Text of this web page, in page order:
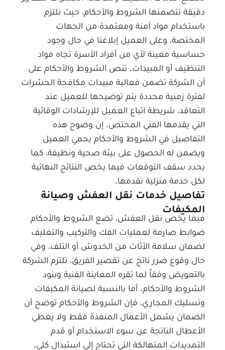
دقيقة تتضمنها الشروط والأحكام، حيث نلتزم
باستخدام مواد آمنة ومعتمدة من الجهات
المختصة، وعلى العميل إبلاغنا في حال وجود
حساسية معينة لأي من أفراد الأسرة تجاه مواد
التنظيف أو المبيدات. تنص الشروط والأحكام على
أن الشركة تضمن فعالية مبيدات مكافحة الحشرات
لفترة زمنية محددة يتم توضيحها للعميل عند
التعاقد، شريطة اتباع العميل للإرشادات الوقائية
التي يقدمها الفني المختص. إن وضوح هذه
التفاصيل في الشروط والأحكام يحمي العميل
ويضمن له الحصول على بيئة صحية ونظيفة، كما
يحدد سقف التوقعات فيما يخص النتائج النهائية
لكل خدمة منزلية نقدمها.
تفاصيل خدمات نقل العفش وصيانة
المكيفات
فيما يخص نقل العفش، تضع الشروط والأحكام
ضوابط صارمة لعمليات الفك والتركيب والتغليف
لضمان سلامة الأثاث من الخدوش أو التلف، وفي
حال وقوع ضرر ناتج عن تقصير الفريق، تلتزم الشركة
بالتعويض وفقاً لما تقره المعاينة الفنية وبنود
الشروط والأحكام. أما بالنسبة لصيانة المكيفات
وتسليك المجاري، فإن الشروط والأحكام توضح أن
الضمان يشمل الأعمال المنفذة فقط ولا يغطي
الأعطال الناتجة عن سوء الاستخدام أو قدم
التمديدات المتهالكة التي تحتاج إلى استبدال كلي.